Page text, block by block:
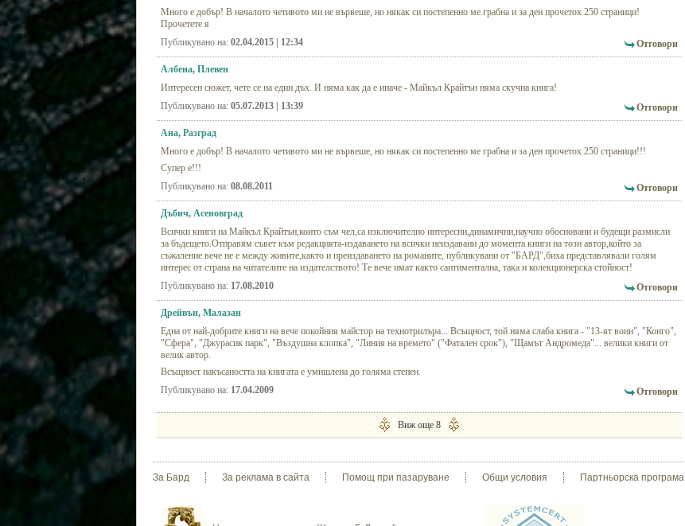
Много е добър! В началото четивото ми не вървеше, но някак си постепенно ме грабна и за ден прочетох 250 страници!
Прочетете я
Публикувано на: 02.04.2015 | 12:34 Отговори
Албена, Плевен
Интересен сюжет, чете се на един дъх. И няма как да е иначе - Майкъл Крайтън няма скучна книга!
Публикувано на: 05.07.2013 | 13:39 Отговори
Ана, Разград
Много е добър! В началото четивото ми не вървеше, но някак си постепенно ме грабна и за ден прочетох 250 страници!!!
Супер е!!!
Публикувано на: 08.08.2011 Отговори
Дъбич, Асеновград
Всички книги на Майкъл Крайтън,които съм чел,са изключително интересни,динамични,научно обосновани и будещи размисли
за бъдещето.Отправям съвет към редакцията-издаването на всички неиздавани до момента книги на този автор,който за
съжаление вече не е между живите,както и преиздаването на романите, публикувани от "БАРД",биха представлявали голям
интерес от страна на читателите на издателството! Те вече имат както сантиментална, така и колекционерска стойност!
Публикувано на: 17.08.2010 Отговори
Дрейвън, Малазан
Една от най-добрите книги на вече покойния майстор на технотрилъра... Всъщност, той няма слаба книга - "13-ят воин", "Конго",
"Сфера", "Джурасик парк", "Въздушна клопка", "Линия на времето" ("Фатален срок"), "Щамът Андромеда"... велики книги от
велик автор.
Всъщност накъсаността на книгата е умишлена до голяма степен.
Публикувано на: 17.04.2009 Отговори
Виж още 8
За Бард За реклама в сайта Помощ при пазаруване Общи условия Партньорска програма